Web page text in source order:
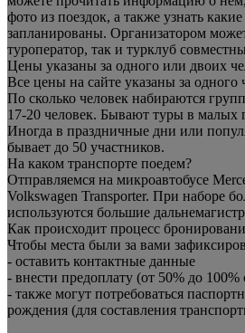
фото из поездок, а также узнать
запланированы. Организатором
туроператор, так и турклуб
Цены указаны за одного или двоих
Все цены на сайте указаны за одного
По сколько человек набираются
17-20 человек. Бывают туры в малых
Иногда в праздничные дни или
бывает до 50 участников.
На каком транспорте поедем?
Отправляемся на микроавтобусе
Volkswagen Transporter. При наборе
используются большие
Как происходит процесс
Чтобы места были за вами
- оставить контактные данные
- внести предоплату (от 50% до 100%
- также могут потребоваться
рождения (для составления